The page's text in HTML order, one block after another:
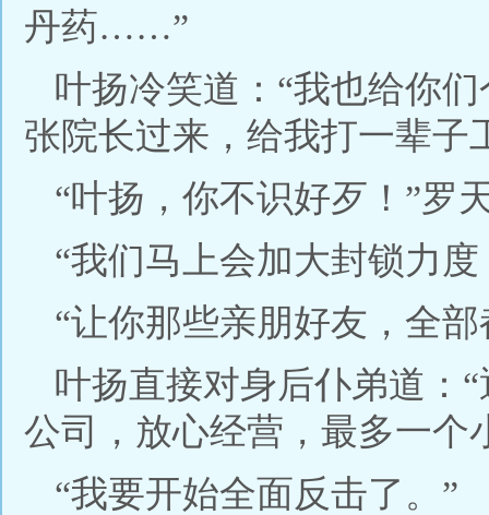
丹药……”
叶扬冷笑道：“我也给你
张院长过来，给我打一辈子
“叶扬，你不识好歹！”罗
“我们马上会加大封锁力度
“让你那些亲朋好友，全
叶扬直接对身后仆弟道：
公司，放心经营，最多一个
“我要开始全面反击了。”